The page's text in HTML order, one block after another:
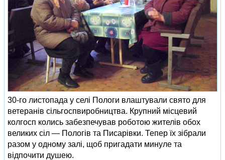
30‑го листопада у селі Пологи влаштували свято для
ветеранів сільгоспвиробництва. Крупний місцевий
колгосп колись забезпечував роботою жителів обох
великих сіл — Пологів та Писарівки. Тепер їх зібрали
разом у одному залі, щоб пригадати минуле та
відпочити душею.